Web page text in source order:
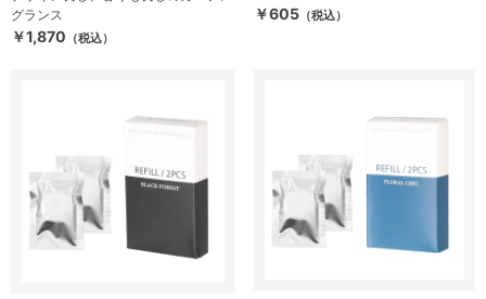
グランス
￥1,870 （税込）
￥605 （税込）